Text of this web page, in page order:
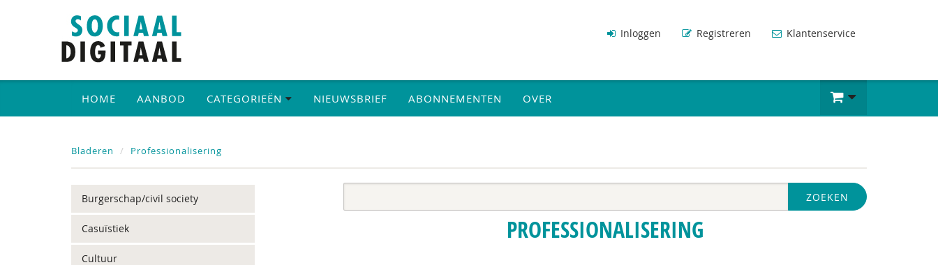
Inloggen Registreren Klantenservice
HOME AANBOD CATEGORIEËN NIEUWSBRIEF ABONNEMENTEN OVER
Bladeren Professionalisering
Burgerschap/civil society
Casuïstiek
Cultuur
ZOEKEN
PROFESSIONALISERING